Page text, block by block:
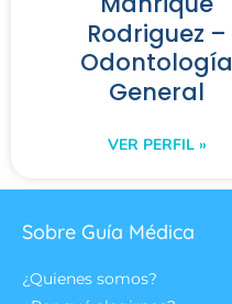
Rodriguez –
Odontología
General
VER PERFIL »
Sobre Guía Médica
¿Quienes somos?